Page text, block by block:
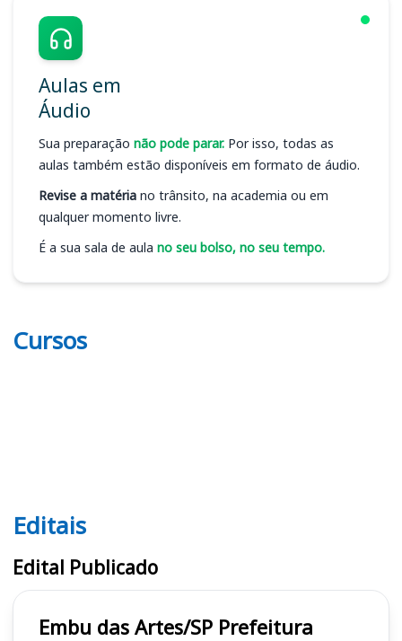
Aulas em
Áudio
Sua preparação não pode parar. Por isso, todas as
aulas também estão disponíveis em formato de áudio.
Revise a matéria no trânsito, na academia ou em
qualquer momento livre.
É a sua sala de aula no seu bolso, no seu tempo.
Cursos
Editais
Editais
Edital Publicado
Embu das Artes/SP Prefeitura